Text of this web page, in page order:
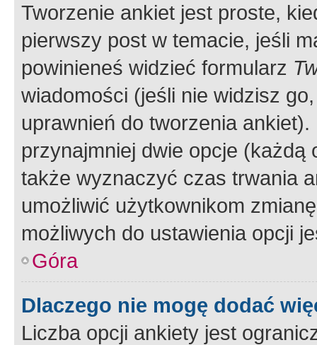
Tworzenie ankiet jest proste,
pierwszy post w temacie, jeśli
powinieneś widzieć formularz
wiadomości (jeśli nie widzisz
uprawnień do tworzenia
przynajmniej dwie opcje
także wyznaczyć czas trwania
umożliwić użytkownikom
możliwych do ustawienia opcji
Góra
Dlaczego nie mogę dodać
Liczba opcji ankiety jest